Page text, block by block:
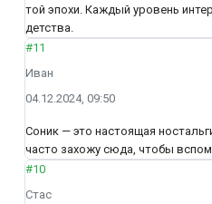
той эпохи. Каждый уровень
детства.
#11
Иван
04.12.2024, 09:50
Соник — это настоящая
часто захожу сюда, чтобы
#10
Стас